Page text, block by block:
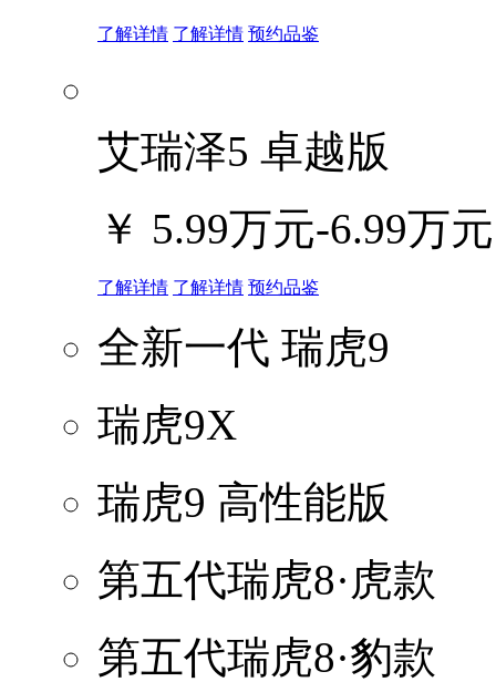
了解详情 了解详情 预约品鉴
艾瑞泽5 卓越版
￥ 5.99万元-6.99万元
了解详情 了解详情 预约品鉴
全新一代 瑞虎9
瑞虎9X
瑞虎9 高性能版
第五代瑞虎8·虎款
第五代瑞虎8·豹款